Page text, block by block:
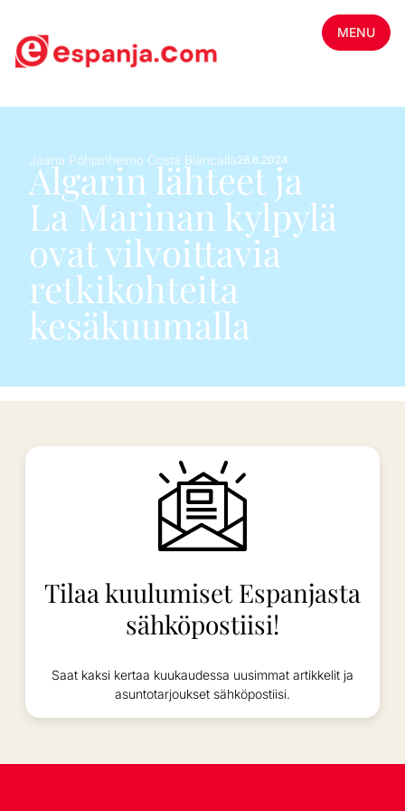
MENU
Jaana Pohjanheimo Costa Blancalla28.6.2024
Algarin lähteet ja
La Marinan kylpylä
ovat vilvoittavia
retkikohteita
kesäkuumalla
Tilaa kuulumiset Espanjasta
sähköpostiisi!
Saat kaksi kertaa kuukaudessa uusimmat artikkelit ja
asuntotarjoukset sähköpostiisi.